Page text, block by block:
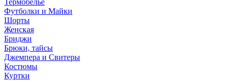
Термобелье
Футболки и Майки
Шорты
Женская
Бриджи
Брюки, тайсы
Джемпера и Свитеры
Костюмы
Куртки